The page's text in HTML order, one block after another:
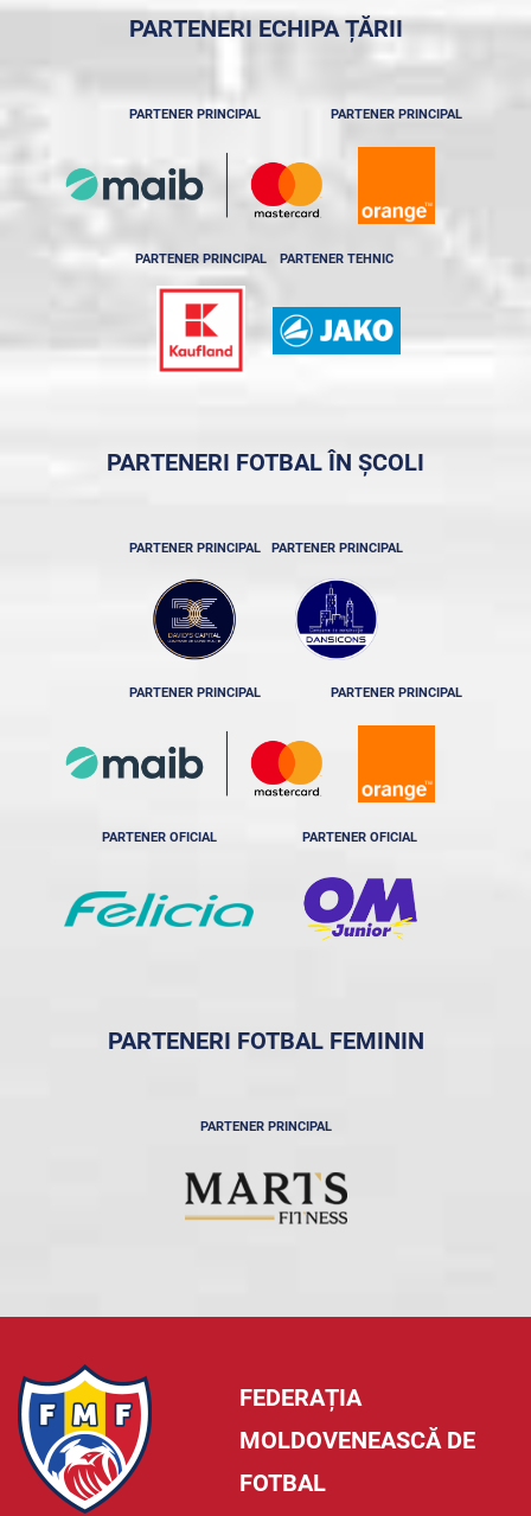
PARTENERI ECHIPA ȚĂRII
PARTENER PRINCIPAL PARTENER PRINCIPAL
PARTENER PRINCIPAL PARTENER TEHNIC
PARTENERI FOTBAL ÎN ȘCOLI
PARTENER PRINCIPAL PARTENER PRINCIPAL
PARTENER PRINCIPAL PARTENER PRINCIPAL
PARTENER OFICIAL PARTENER OFICIAL
PARTENERI FOTBAL FEMININ
PARTENER PRINCIPAL
FEDERAȚIA
MOLDOVENEASCĂ DE
FOTBAL